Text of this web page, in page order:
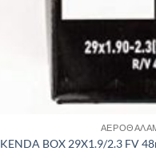
KENDA BOX 29X1.9/2.3